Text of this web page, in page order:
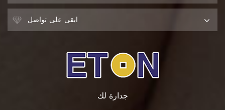
ابقى على تواصل
جدارة لك